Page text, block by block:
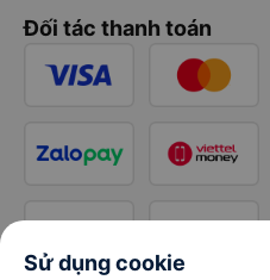
Đối tác thanh toán
Sử dụng cookie